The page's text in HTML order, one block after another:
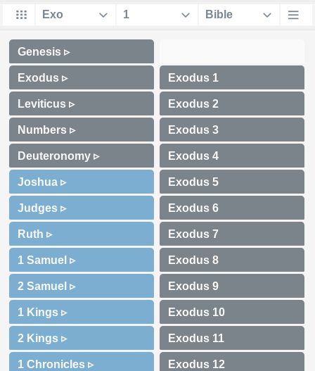
Genesis ▹
Exodus ▹
Leviticus ▹
Numbers ▹
Deuteronomy ▹
Joshua ▹
Judges ▹
Ruth ▹
1 Samuel ▹
2 Samuel ▹
1 Kings ▹
2 Kings ▹
1 Chronicles ▹